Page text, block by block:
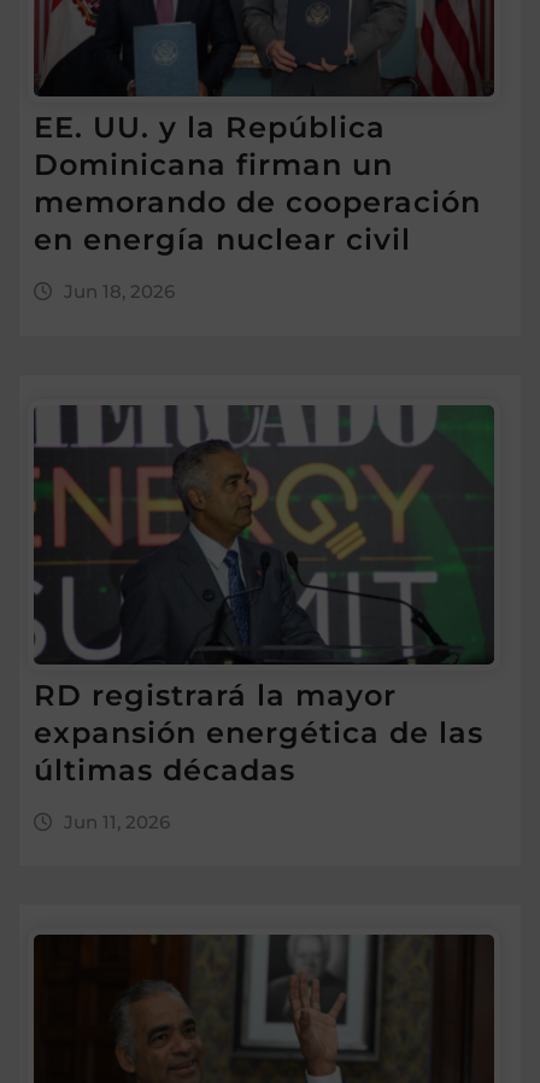
EE. UU. y la República
Dominicana firman un
memorando de cooperación
en energía nuclear civil
Jun 18, 2026
RD registrará la mayor
expansión energética de las
últimas décadas
Jun 11, 2026